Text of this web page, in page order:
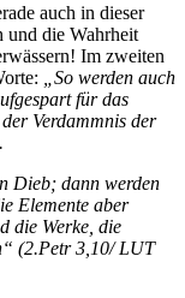
auch in dieser
und die Wahrheit
Im zweiten
„So werden auch
für das
Verdammnis der
Dieb; dann werden
Elemente aber
die Werke, die
(2.Petr 3,10/ LUT